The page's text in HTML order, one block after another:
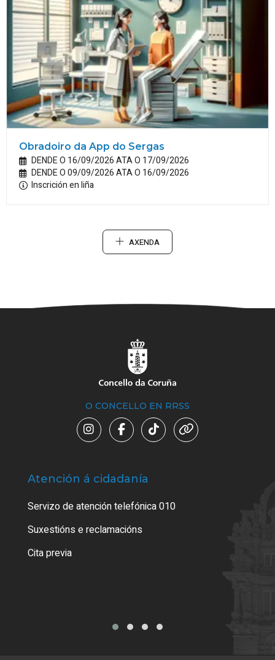
Obradoiro da App do Sergas
DENDE O 16/09/2026 ATA O 17/09/2026
DENDE O 09/09/2026 ATA O 16/09/2026
Inscrición en liña
AXENDA
O CONCELLO EN RRSS
Atención á cidadanía
Servizo de atención telefónica 010
Suxestións e reclamacións
Cita previa